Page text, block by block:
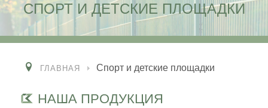
СПОРТ И ДЕТСКИЕ ПЛОЩАДКИ
ГЛАВНАЯ Спорт и детские площадки
НАША ПРОДУКЦИЯ